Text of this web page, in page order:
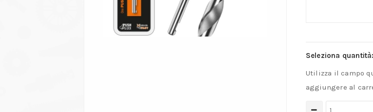
Seleziona quantità:
Utilizza il campo
aggiungere al
CMT